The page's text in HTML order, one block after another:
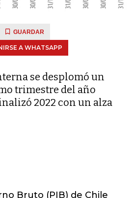
GUARDAR
A WHATSAPP
se desplomó un
trimestre del año
2022 con un alza
Bruto (PIB) de Chile